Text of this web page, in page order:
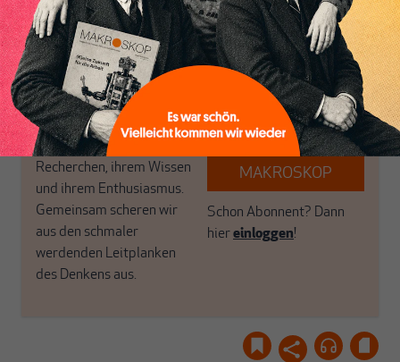
das große Ganze. Wir
haben einen Blick auf
Geld, Wirtschaft und
Politik, den Sie so
woanders nicht finden.
Dabei leben wir von
unseren Autoren, ihren
Recherchen, ihrem Wissen
und ihrem Enthusiasmus.
Gemeinsam scheren wir
aus den schmaler
werdenden Leitplanken
des Denkens aus.
Debattenräume.
Brauchen Sie auch frische
Luft? Dann folgen Sie
einfach dem Button.
ABONNIEREN SIE
MAKROSKOP
Schon Abonnent? Dann
hiereinloggen!